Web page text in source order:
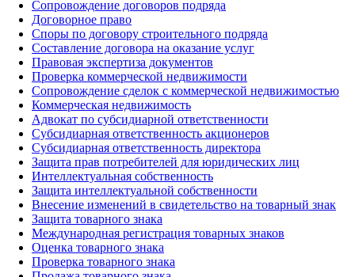
Сопровождение договоров подряда
Договорное право
Споры по договору строительного подряда
Составление договора на оказание услуг
Правовая экспертиза документов
Проверка коммерческой недвижимости
Сопровождение сделок с коммерческой недвижимостью
Коммерческая недвижимость
Адвокат по субсидиарной ответственности
Субсидиарная ответственность акционеров
Субсидиарная ответственность директора
Защита прав потребителей для юридических лиц
Интеллектуальная собственность
Защита интеллектуальной собственности
Внесение изменений в свидетельство на товарный знак
Защита товарного знака
Международная регистрация товарных знаков
Оценка товарного знака
Проверка товарного знака